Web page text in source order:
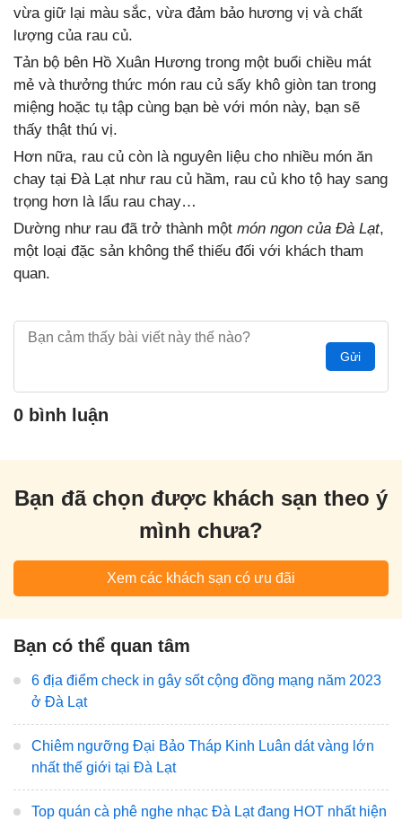
vừa giữ lại màu sắc, vừa đảm bảo hương vị và chất
lượng của rau củ.
Tản bộ bên Hồ Xuân Hương trong một buổi chiều mát
mẻ và thưởng thức món rau củ sấy khô giòn tan trong
miệng hoặc tụ tập cùng bạn bè với món này, bạn sẽ
thấy thật thú vị.
Hơn nữa, rau củ còn là nguyên liệu cho nhiều món ăn
chay tại Đà Lạt như rau củ hầm, rau củ kho tộ hay sang
trọng hơn là lẩu rau chay…
Dường như rau đã trở thành một món ngon của Đà Lạt,
một loại đặc sản không thể thiếu đối với khách tham
quan.
Gửi
0 bình luận
Bạn đã chọn được khách sạn theo ý
mình chưa?
Xem các khách sạn có ưu đãi
Bạn có thể quan tâm
6 địa điểm check in gây sốt cộng đồng mạng năm 2023
ở Đà Lạt
Chiêm ngưỡng Đại Bảo Tháp Kinh Luân dát vàng lớn
nhất thế giới tại Đà Lạt
Top quán cà phê nghe nhạc Đà Lạt đang HOT nhất hiện